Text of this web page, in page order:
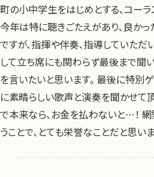
町の小中学生をはじめとする、コー
今年は特に聴きごたえがあり、良か
ですが、指揮や伴奏、指導していただ
して立ち席にも関わらず最後まで聞
を言いたいと思います。 最後に特別
に素晴らしい歌声と演奏を聞かせて
で本来なら、お金を払わないと…！
うことで、とても栄誉なことだと思い